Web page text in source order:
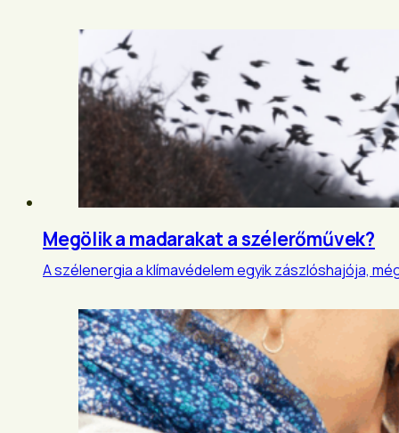
Megölik a madarakat a szélerőművek?
A szélenergia a klímavédelem egyik zászlóshajója,